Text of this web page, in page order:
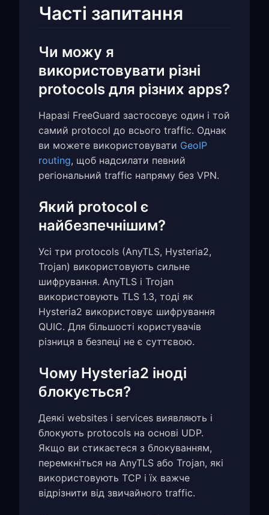
Часті запитання
Чи можу я
використовувати різні
protocols для різних apps?
Наразі FreeGuard застосовує один і той
самий protocol до всього traffic. Однак
ви можете використовувати GeoIP
routing, щоб надсилати певний
регіональний traffic напряму без VPN.
Який protocol є
найбезпечнішим?
Усі три protocols (AnyTLS, Hysteria2,
Trojan) використовують сильне
шифрування. AnyTLS і Trojan
використовують TLS 1.3, тоді як
Hysteria2 використовує шифрування
QUIC. Для більшості користувачів
різниця в безпеці не є суттєвою.
Чому Hysteria2 іноді
блокується?
Деякі websites і services виявляють і
блокують protocols на основі UDP.
Якщо ви стикаєтеся з блокуванням,
перемкніться на AnyTLS або Trojan, які
використовують TCP і їх важче
відрізнити від звичайного traffic.